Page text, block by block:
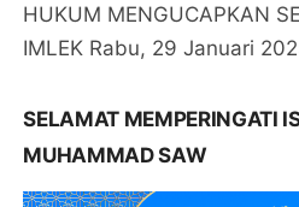
HUKUM MENGUCAPKAN
IMLEK Rabu, 29 Januari
SELAMAT MEMPERINGATI
MUHAMMAD SAW